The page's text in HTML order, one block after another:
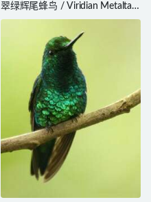
翠绿辉尾蜂鸟 / Viridian Metaltail
/ Metallura williami